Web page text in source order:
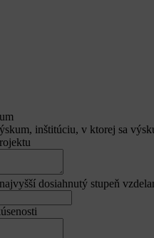
inštitúciu, v ktorej sa
dosiahnutý stupeň